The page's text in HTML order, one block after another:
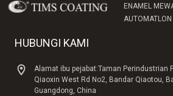
ENAMEL
AUTOMATLON
HUBUNGI KAMI
Alamat ibu pejabat:Taman Perindustrian
Qiaoxin West Rd No2, Bandar Qiaotou,
Guangdong, China